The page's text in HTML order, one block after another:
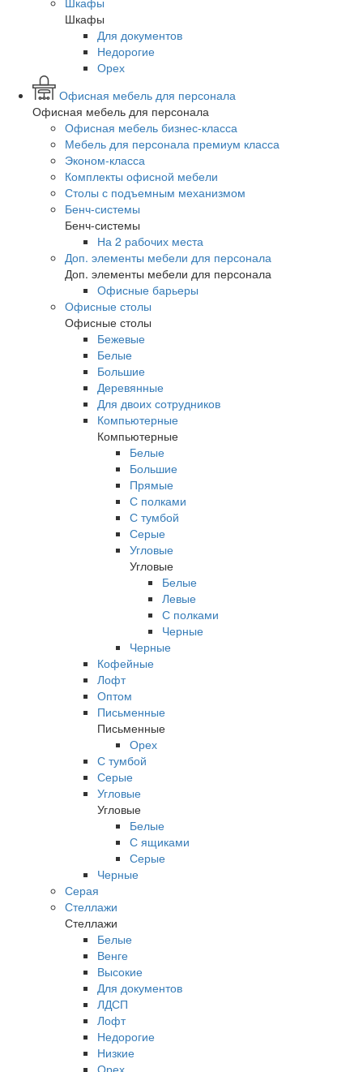
Шкафы
Для документов
Недорогие
Орех
Офисная мебель для персонала
Офисная мебель для персонала
Офисная мебель бизнес-класса
Мебель для персонала премиум класса
Эконом-класса
Комплекты офисной мебели
Столы с подъемным механизмом
Бенч-системы
Бенч-системы
На 2 рабочих места
Доп. элементы мебели для персонала
Доп. элементы мебели для персонала
Офисные барьеры
Офисные столы
Офисные столы
Бежевые
Белые
Большие
Деревянные
Для двоих сотрудников
Компьютерные
Компьютерные
Белые
Большие
Прямые
С полками
С тумбой
Серые
Угловые
Угловые
Белые
Левые
С полками
Черные
Черные
Кофейные
Лофт
Оптом
Письменные
Письменные
Орех
С тумбой
Серые
Угловые
Угловые
Белые
С ящиками
Серые
Черные
Серая
Стеллажи
Стеллажи
Белые
Венге
Высокие
Для документов
ЛДСП
Лофт
Недорогие
Низкие